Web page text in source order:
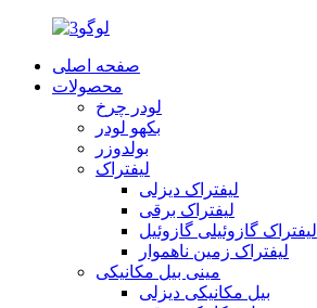
صفحه اصلی
محصولات
لودر چرخ
بکهو لودر
بولدوزر
لیفتراک
لیفتراک دیزلی
لیفتراک برقی
لیفتراک گازوئیلی گازوئیل
لیفتراک زمین ناهموار
مینی بیل مکانیکی
بیل مکانیکی دیزلی